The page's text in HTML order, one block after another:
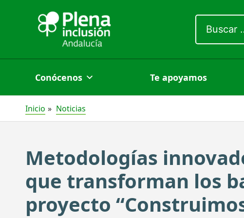
por:
Conócenos Te apoyamos
Inicio Noticias
Metodologías
que transforman los
proyecto